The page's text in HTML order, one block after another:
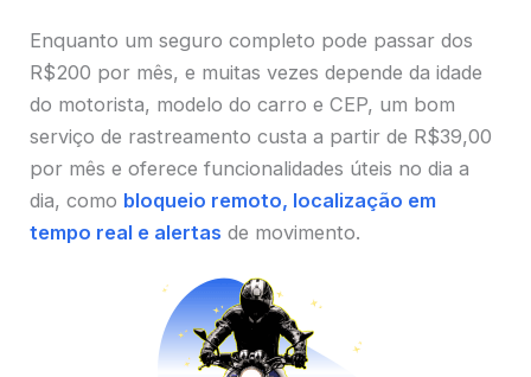
Enquanto um seguro completo pode passar dos
R$200 por mês, e muitas vezes depende da idade
do motorista, modelo do carro e CEP, um bom
serviço de rastreamento custa a partir de R$39,00
por mês e oferece funcionalidades úteis no dia a
dia, como bloqueio remoto, localização em
tempo real e alertas de movimento.